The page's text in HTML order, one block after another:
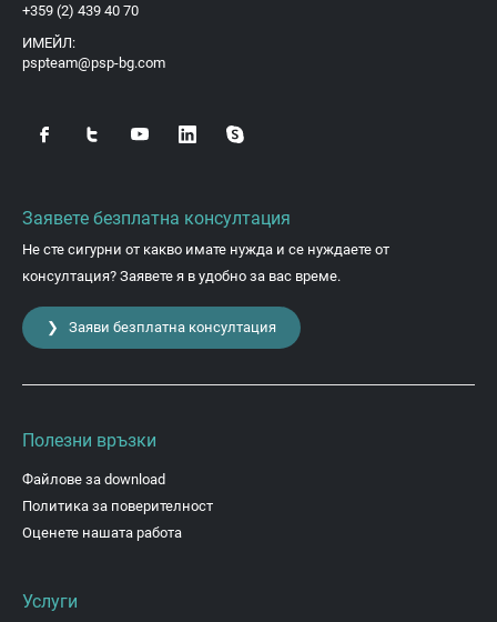
+359 (2) 439 40 70
ИМЕЙЛ:
pspteam@psp-bg.com
Заявете безплатна консултация
Не сте сигурни от какво имате нужда и се нуждаете от
консултация? Заявете я в удобно за вас време.
❯ Заяви безплатна консултация
Полезни връзки
Файлове за download
Политика за поверителност
Оценете нашата работа
Услуги